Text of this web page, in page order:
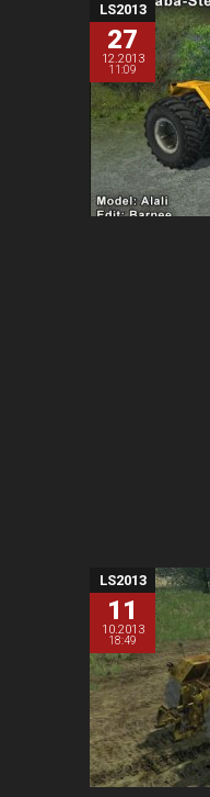
LS2013
27
12.2013
11:09
LS2013
11
10.2013
18:49